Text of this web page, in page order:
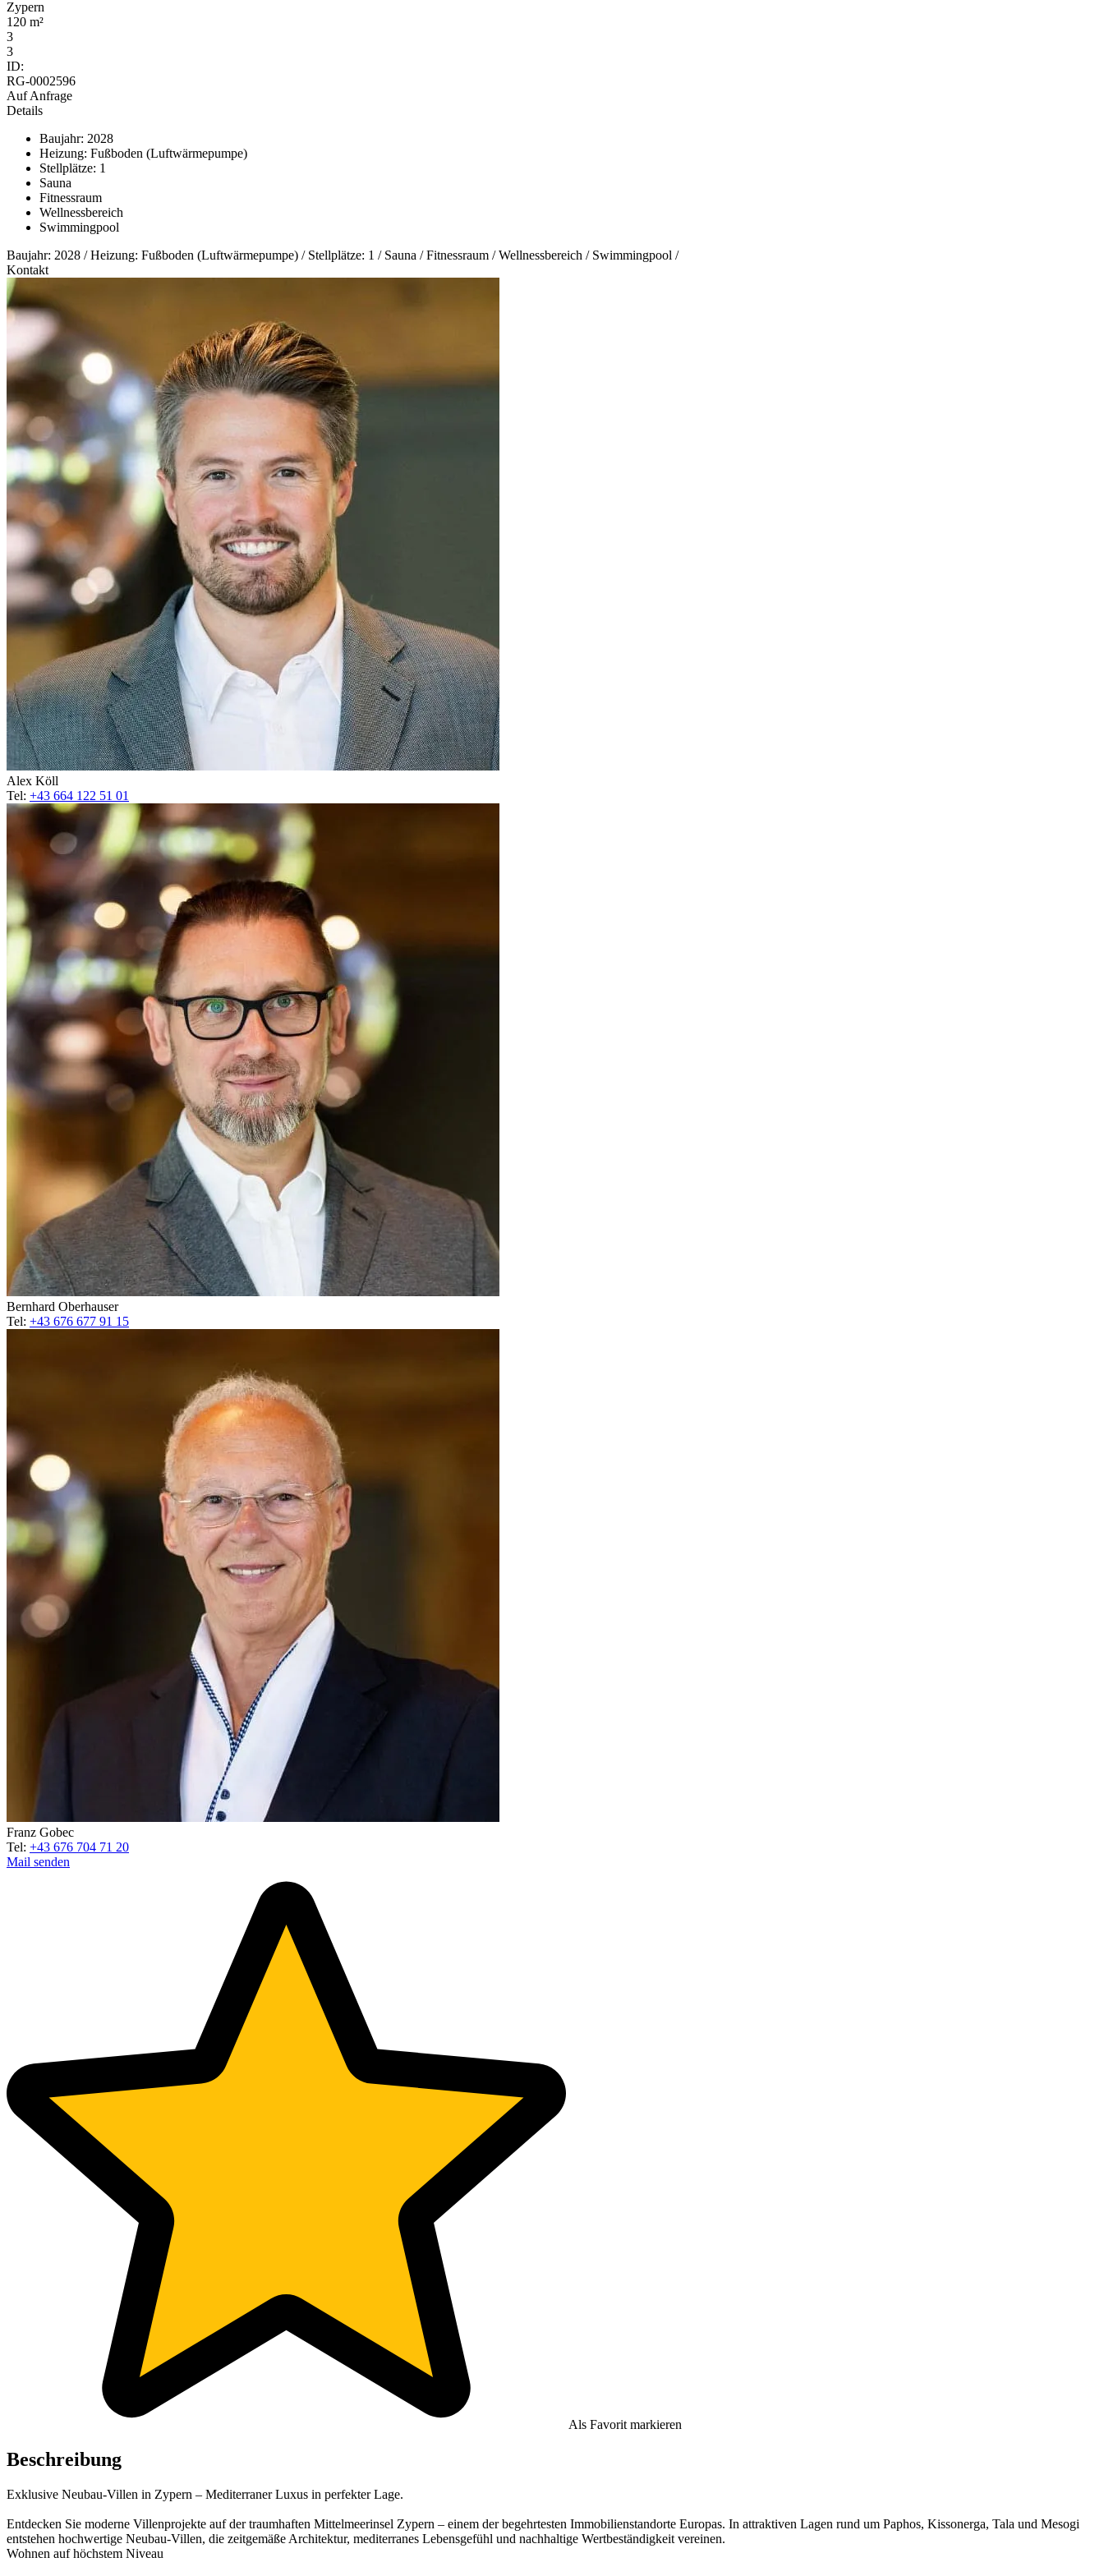
Zypern
120 m²
3
3
ID:
RG-0002596
Auf Anfrage
Details
Baujahr: 2028
Heizung: Fußboden (Luftwärmepumpe)
Stellplätze: 1
Sauna
Fitnessraum
Wellnessbereich
Swimmingpool
Baujahr: 2028 / Heizung: Fußboden (Luftwärmepumpe) / Stellplätze: 1 / Sauna / Fitnessraum / Wellnessbereich / Swimmingpool /
Kontakt
Alex Köll
Tel: +43 664 122 51 01
Bernhard Oberhauser
Tel: +43 676 677 91 15
Franz Gobec
Tel: +43 676 704 71 20
Mail senden
Als Favorit markieren
Beschreibung
Exklusive Neubau-Villen in Zypern – Mediterraner Luxus in perfekter Lage.
Entdecken Sie moderne Villenprojekte auf der traumhaften Mittelmeerinsel Zypern – einem der begehrtesten Immobilienstandorte Europas. In attraktiven Lagen rund um Paphos, Kissonerga, Tala und Mesogi
entstehen hochwertige Neubau-Villen, die zeitgemäße Architektur, mediterranes Lebensgefühl und nachhaltige Wertbeständigkeit vereinen.
Wohnen auf höchstem Niveau